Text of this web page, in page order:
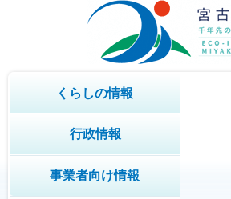
くらしの情報
行政情報
事業者向け情報